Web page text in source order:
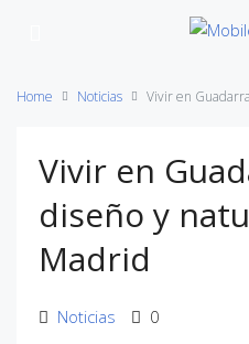
Home Noticias Vivir en
Vivir en
diseño y
Madrid
Noticias 0